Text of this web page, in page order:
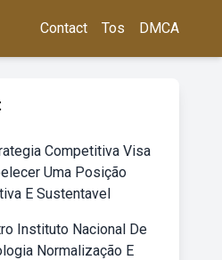
Contact Tos DMCA
Competitiva Visa
Uma Posição
E Sustentavel
Instituto Nacional De
Normalização E